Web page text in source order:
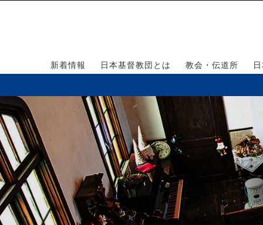
新着情報 日本基督教団とは 教会・伝道所